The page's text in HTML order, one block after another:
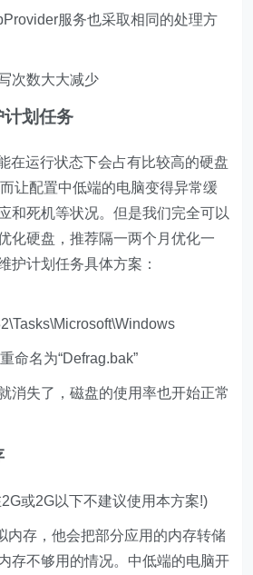
服务也采取相同的处理方
次数大大减少
划任务
在运行状态下会占有比较高的硬盘
让配置中低端的电脑变得异常缓
和死机等状况。但是我们完全可以
化硬盘，推荐隔一两个月优化一
护计划任务具体方案：
命名为“Defrag.bak”
消失了，磁盘的使用率也开始正常
或2G以下不建议使用本方案!)
内存，他会把部分应用的内存转储
存不够用的情况。中低端的电脑开